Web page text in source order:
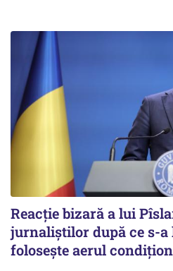
Reacție bizară a lui
jurnaliștilor după ce s-a
folosește aerul